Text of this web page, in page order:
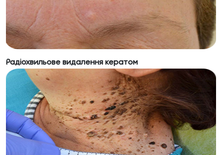
Радіохвильове видалення кератом